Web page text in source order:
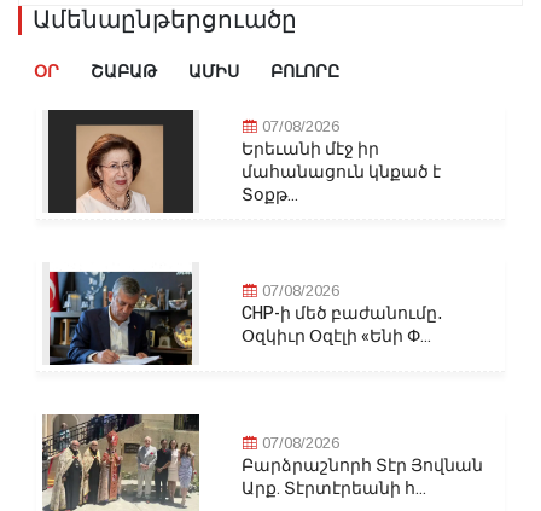
Ամենաընթերցուածը
ՕՐ ՇԱԲԱԹ ԱՄԻՍ ԲՈԼՈՐԸ
07/08/2026
Երեւանի մէջ իր
մահանացուն կնքած է
Տօքթ...
07/08/2026
CHP-ի մեծ բաժանումը․
Օզկիւր Օզէլի «Ենի Փ...
07/08/2026
Բարձրաշնորհ Տէր Յովնան
Արք. Տէրտէրեանի հ...